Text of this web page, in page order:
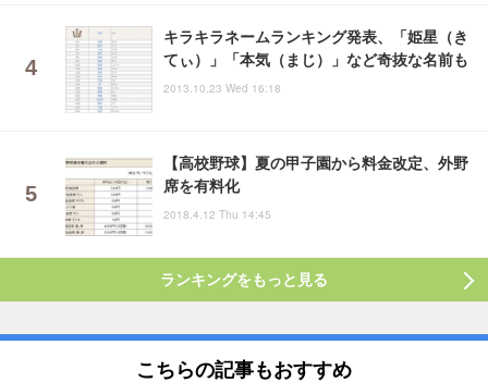
キラキラネームランキング発表、「姫星（き
てぃ）」「本気（まじ）」など奇抜な名前も
2013.10.23 Wed 16:18
【高校野球】夏の甲子園から料金改定、外野
席を有料化
2018.4.12 Thu 14:45
ランキングをもっと見る
こちらの記事もおすすめ